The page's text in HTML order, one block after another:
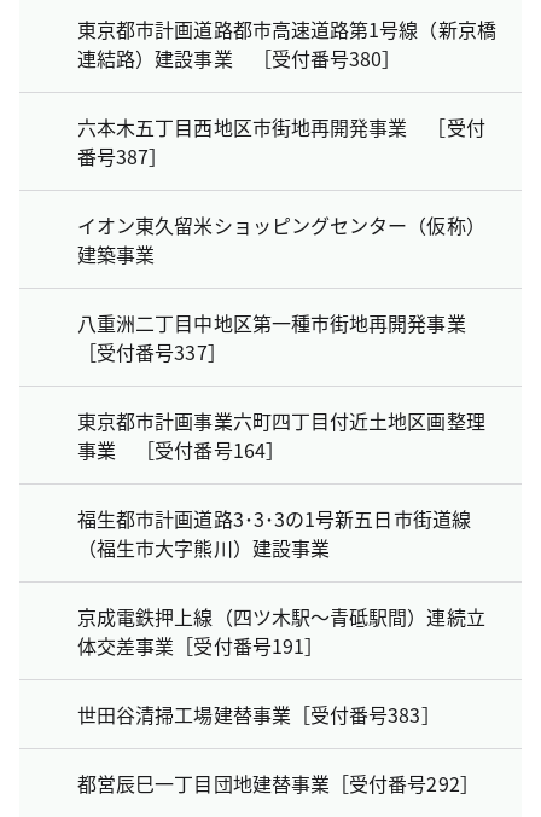
東京都市計画道路都市高速道路第1号線（新京橋
連結路）建設事業 ［受付番号380］
六本木五丁目西地区市街地再開発事業 ［受付
番号387］
イオン東久留米ショッピングセンター（仮称）
建築事業
八重洲二丁目中地区第一種市街地再開発事業
［受付番号337］
東京都市計画事業六町四丁目付近土地区画整理
事業 ［受付番号164］
福生都市計画道路3･3･3の1号新五日市街道線
（福生市大字熊川）建設事業
京成電鉄押上線（四ツ木駅～青砥駅間）連続立
体交差事業［受付番号191］
世田谷清掃工場建替事業［受付番号383］
都営辰巳一丁目団地建替事業［受付番号292］